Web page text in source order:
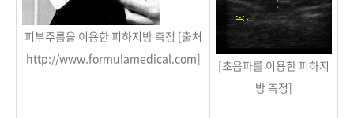
피부주름을 이용한 피하지방 측정 [출처
http://www.formulamedical.com]
[초음파를 이용한 피하지
방 측정]